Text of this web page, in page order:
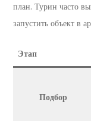
план. Турин часто
запустить объект в
Этап
Подбор